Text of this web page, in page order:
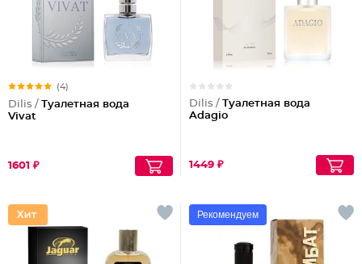
(4)
Dilis / Туалетная вода
Vivat
1601 ₽
Dilis / Туалетная вода
Adagio
1449 ₽
Рекомендуем